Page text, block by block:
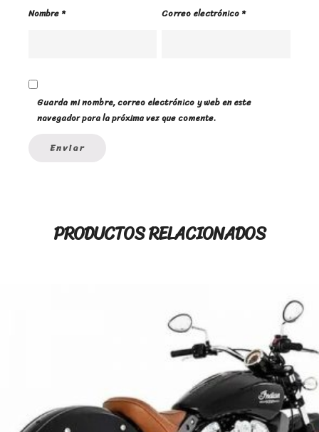
Nombre* Correo electrónico*
Guarda mi nombre, correo electrónico y web en este
navegador para la próxima vez que comente.
PRODUCTOS RELACIONADOS